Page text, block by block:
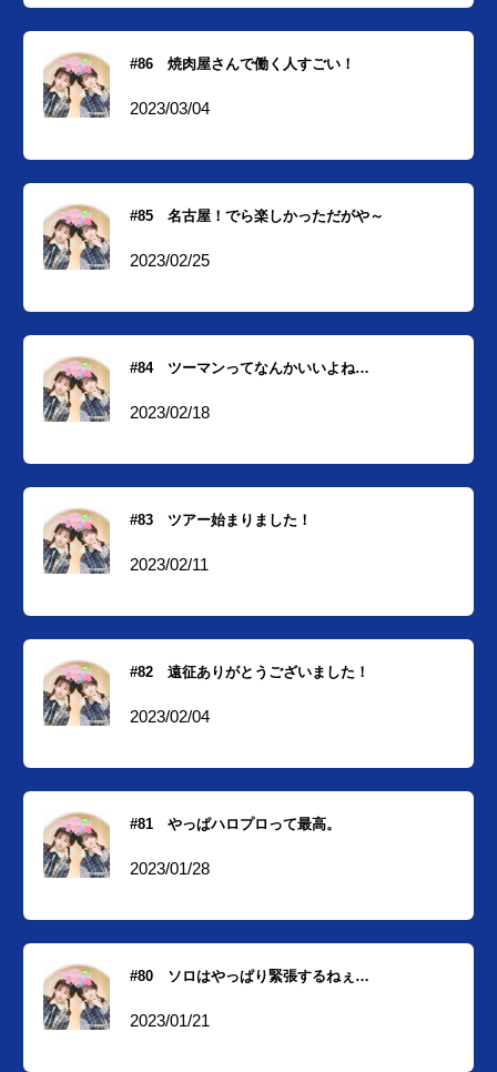
#86 焼肉屋さんで働く人すごい！
2023/03/04
#85 名古屋！でら楽しかっただがや～
2023/02/25
#84 ツーマンってなんかいいよね…
2023/02/18
#83 ツアー始まりました！
2023/02/11
#82 遠征ありがとうございました！
2023/02/04
#81 やっぱハロプロって最高。
2023/01/28
#80 ソロはやっぱり緊張するねぇ…
2023/01/21